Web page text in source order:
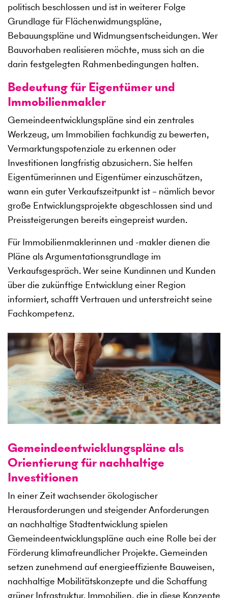
politisch beschlossen und ist in weiterer Folge
Grundlage für Flächenwidmungspläne,
Bebauungspläne und Widmungsentscheidungen. Wer
Bauvorhaben realisieren möchte, muss sich an die
darin festgelegten Rahmenbedingungen halten.
Bedeutung für Eigentümer und
Immobilienmakler
Gemeindeentwicklungspläne sind ein zentrales
Werkzeug, um Immobilien fachkundig zu bewerten,
Vermarktungspotenziale zu erkennen oder
Investitionen langfristig abzusichern. Sie helfen
Eigentümerinnen und Eigentümer einzuschätzen,
wann ein guter Verkaufszeitpunkt ist – nämlich bevor
große Entwicklungsprojekte abgeschlossen sind und
Preissteigerungen bereits eingepreist wurden.
Für Immobilienmaklerinnen und -makler dienen die
Pläne als Argumentationsgrundlage im
Verkaufsgespräch. Wer seine Kundinnen und Kunden
über die zukünftige Entwicklung einer Region
informiert, schafft Vertrauen und unterstreicht seine
Fachkompetenz.
Gemeindeentwicklungspläne als
Orientierung für nachhaltige
Investitionen
In einer Zeit wachsender ökologischer
Herausforderungen und steigender Anforderungen
an nachhaltige Stadtentwicklung spielen
Gemeindeentwicklungspläne auch eine Rolle bei der
Förderung klimafreundlicher Projekte. Gemeinden
setzen zunehmend auf energieeffiziente Bauweisen,
nachhaltige Mobilitätskonzepte und die Schaffung
grüner Infrastruktur. Immobilien, die in diese Konzepte